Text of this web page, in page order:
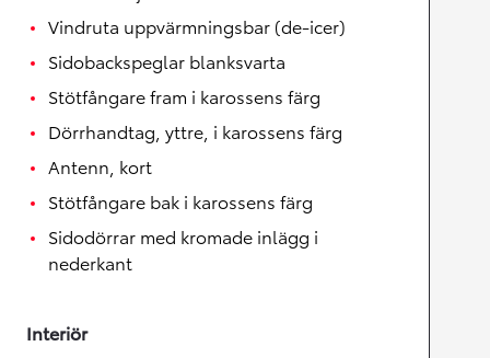
Vindruta uppvärmningsbar (de-icer)
Sidobackspeglar blanksvarta
Stötfångare fram i karossens färg
Dörrhandtag, yttre, i karossens färg
Antenn, kort
Stötfångare bak i karossens färg
Sidodörrar med kromade inlägg i
nederkant
Interiör